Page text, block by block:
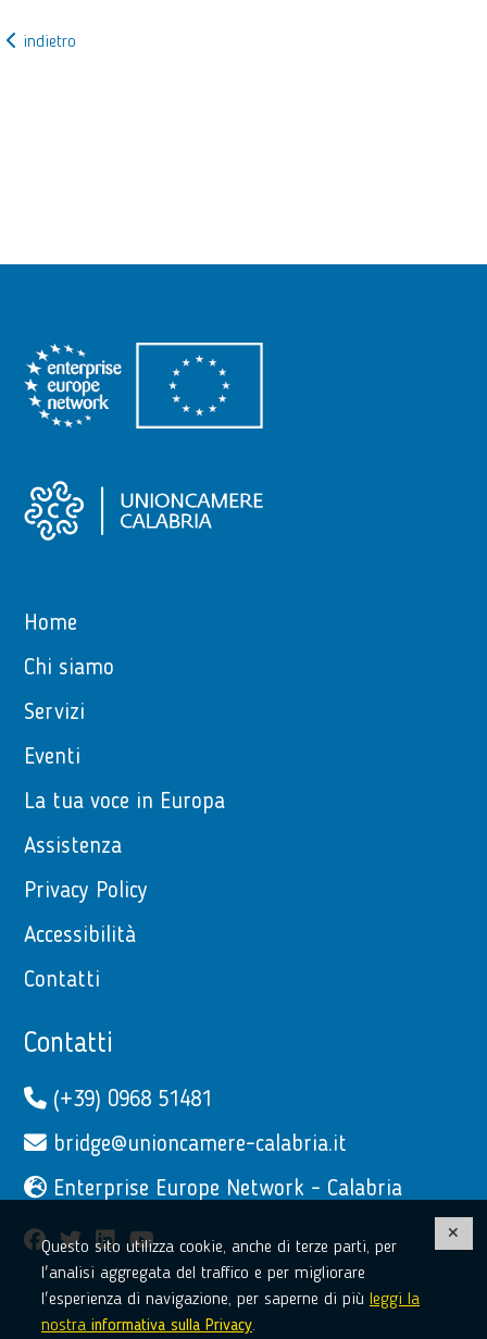
indietro
Home
Chi siamo
Servizi
Eventi
La tua voce in Europa
Assistenza
Privacy Policy
Accessibilità
Contatti
Contatti
(+39) 0968 51481
bridge@unioncamere-calabria.it
Enterprise Europe Network - Calabria
facebook
twitterlinkedinyoutube
Questo sito utilizza cookie, anche di terze parti, per
l'analisi aggregata del traffico e per migliorare
l'esperienza di navigazione, per saperne di più leggi la
nostra informativa sulla Privacy.